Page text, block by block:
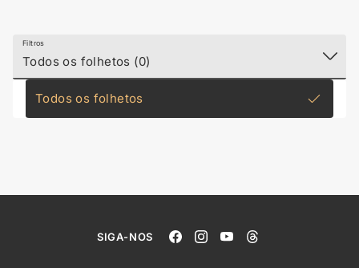
Filtros
Todos os folhetos (0)
Todos os folhetos
SIGA-NOS